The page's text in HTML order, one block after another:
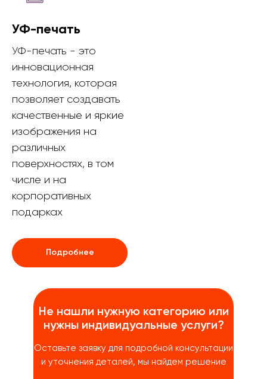
УФ-печать
УФ-печать - это
инновационная
технология, которая
позволяет создавать
качественные и яркие
изображения на
различных
поверхностях, в том
числе и на
корпоративных
подарках
Подробнее
Не нашли нужную категорию или
нужны индивидуальные услуги?
Оставьте заявку для подробной консультации
и уточнения деталей, мы найдем решение